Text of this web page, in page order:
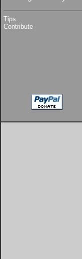
Tips
Contribute